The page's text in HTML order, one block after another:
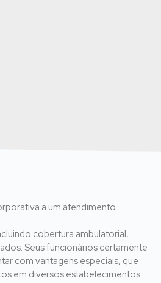
a um atendimento
cobertura ambulatorial,
Seus funcionários certamente
com vantagens especiais, que
em diversos estabelecimentos.